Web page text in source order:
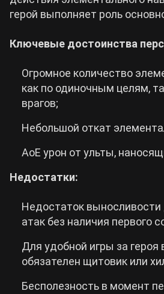
герой выполняет роль
Ключевые достоинства
Огромное количество
как по одиночным целям,
врагов;
Небольшой откат
АоЕ урон от ульты,
Недостатки:
Недостаток
атак без наличия первого
Для удобной игры за героя
обязателен щитовик или
Бесполезность в момент